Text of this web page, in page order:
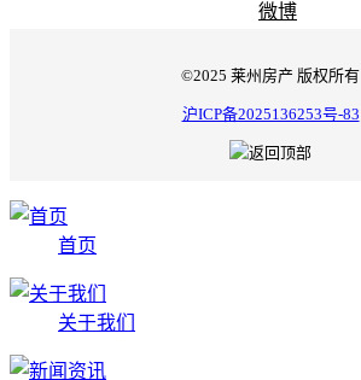
微博
©2025 莱州房产 版权所有
沪ICP备2025136253号-83
首页
关于我们